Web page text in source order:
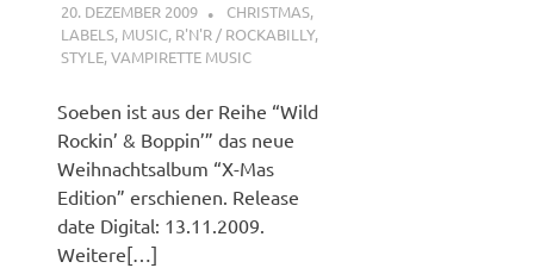
20. DEZEMBER 2009 STEFANBRAUN
CHRISTMAS,
LABELS, MUSIC, R'N'R / ROCKABILLY,
STYLE,VAMPIRETTE MUSIC
Soeben ist aus der Reihe “Wild
Rockin’ & Boppin’” das neue
Weihnachtsalbum “X-Mas
Edition” erschienen. Release
date Digital: 13.11.2009.
Weitere[…]